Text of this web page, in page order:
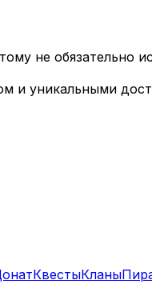
не обязательно
и уникальными
КвестыКланы